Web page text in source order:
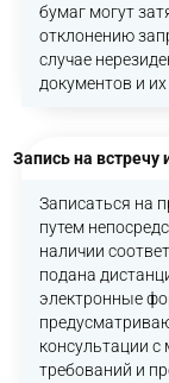
бумаг могут
отклонению
случае
документов и
Запись на
Записаться на
путем
наличии
подана
электронные
консультации
требований и